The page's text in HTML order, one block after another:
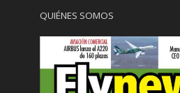
QUIÉNES SOMOS